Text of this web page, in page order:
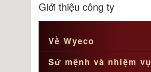
Giới thiệu công ty
Về Wyeco
Sứ mệnh và nhiệm vụ